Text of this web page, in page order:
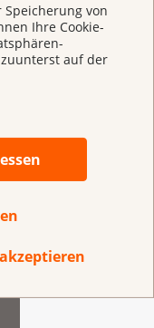
Speicherung von
Ihre Cookie-
zuunterst auf der